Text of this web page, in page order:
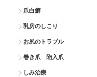
爪白癬
乳房のしこり
お尻のトラブル
巻き爪 陥入爪
しみ治療